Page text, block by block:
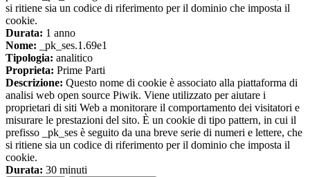
si ritiene sia un codice di riferimento per il dominio che imposta il
cookie.
Durata: 1 anno
Nome: _pk_ses.1.69e1
Tipologia: analitico
Proprieta: Prime Parti
Descrizione: Questo nome di cookie è associato alla piattaforma di
analisi web open source Piwik. Viene utilizzato per aiutare i
proprietari di siti Web a monitorare il comportamento dei visitatori e
misurare le prestazioni del sito. È un cookie di tipo pattern, in cui il
prefisso _pk_ses è seguito da una breve serie di numeri e lettere, che
si ritiene sia un codice di riferimento per il dominio che imposta il
cookie.
Durata: 30 minuti